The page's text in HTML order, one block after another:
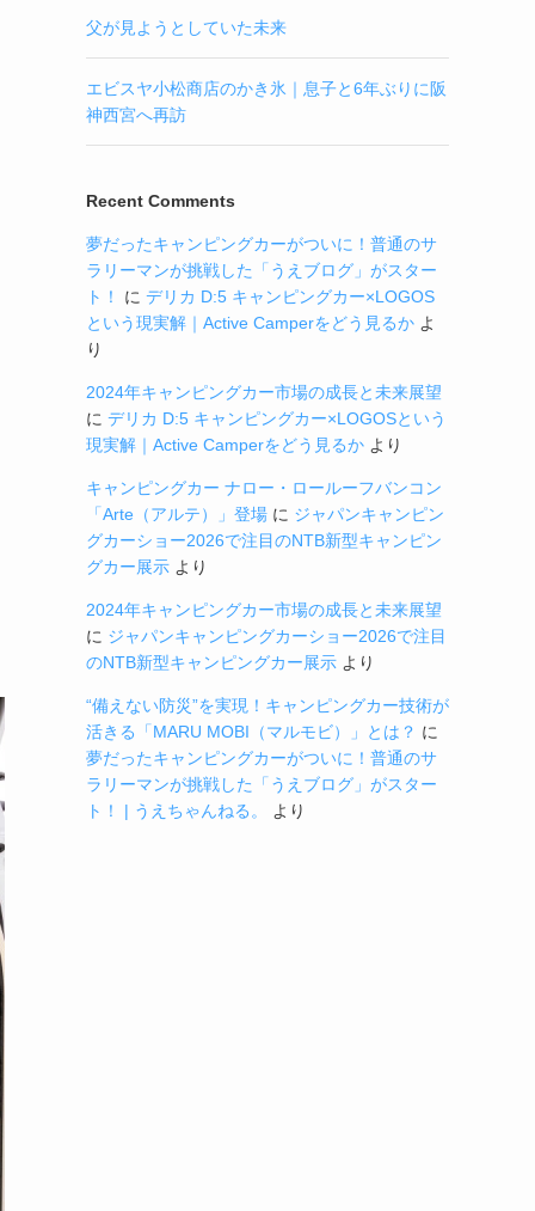
父が見ようとしていた未来
エビスヤ小松商店のかき氷｜息子と6年ぶりに阪
神西宮へ再訪
Recent Comments
夢だったキャンピングカーがついに！普通のサ
ラリーマンが挑戦した「うえブログ」がスター
ト！
に デリカ D:5 キャンピングカー×LOGOS
という現実解｜Active Camperをどう見るか よ
り
2024年キャンピングカー市場の成長と未来展望
に デリカ D:5 キャンピングカー×LOGOSという
現実解｜Active Camperをどう見るか より
キャンピングカー ナロー・ロールーフバンコン
「Arte（アルテ）」登場 に ジャパンキャンピン
グカーショー2026で注目のNTB新型キャンピン
グカー展示 より
2024年キャンピングカー市場の成長と未来展望
に ジャパンキャンピングカーショー2026で注目
のNTB新型キャンピングカー展示 より
“備えない防災”を実現！キャンピングカー技術が
活きる「MARU MOBI（マルモビ）」とは？ に
夢だったキャンピングカーがついに！普通のサ
ラリーマンが挑戦した「うえブログ」がスター
ト！ | うえちゃんねる。
より